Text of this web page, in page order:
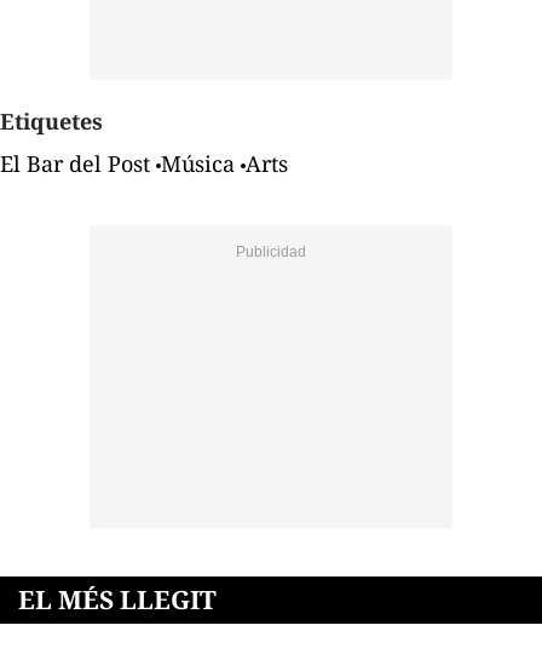
Etiquetes
El Bar del Post Música Arts
EL MÉS LLEGIT